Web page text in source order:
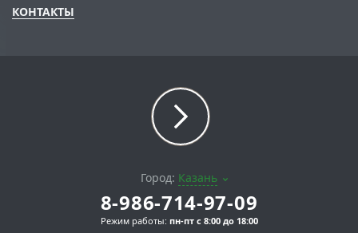
КОНТАКТЫ
Город: Казань
8-986-714-97-09
Режим работы: пн-пт с 8:00 до 18:00